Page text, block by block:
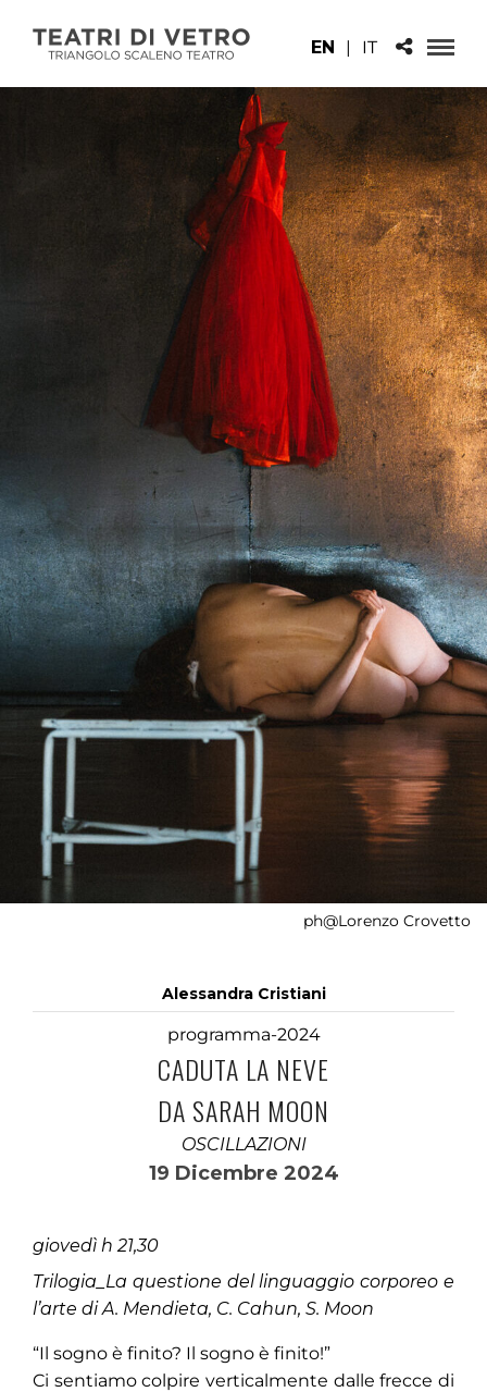
EN | IT
ph@Lorenzo Crovetto
Alessandra Cristiani
programma-2024
CADUTA LA NEVE
DA SARAH MOON
OSCILLAZIONI
19 Dicembre 2024
giovedì h 21,30
Trilogia_La questione del linguaggio corporeo e
l’arte di A. Mendieta, C. Cahun, S. Moon
“Il sogno è finito? Il sogno è finito!”
Ci sentiamo colpire verticalmente dalle frecce di